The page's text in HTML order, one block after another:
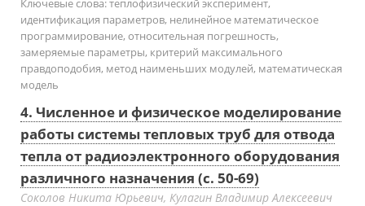
Ключевые слова:теплофизический эксперимент,
идентификация параметров, нелинейное математическое
программирование, относительная погрешность,
замеряемые параметры, критерий максимального
правдоподобия, метод наименьших модулей, математическая
модель
4. Численное и физическое моделирование
работы системы тепловых труб для отвода
тепла от радиоэлектронного оборудования
различного назначения (с. 50-69)
Соколов Никита Юрьевич, Кулагин Владимир Алексеевич